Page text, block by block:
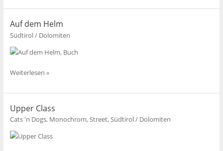
Auf dem Helm
Südtirol / Dolomiten
Auf
Helm
Weiterlesen »
Upper Class
Cats 'n Dogs, Monochrom,Street,Südtirol / Dolomiten